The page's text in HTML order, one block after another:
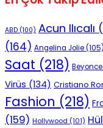
ABD (100) Acun Ilıcalı
(164) Angelina Jolie(105)
Saat (218) Beyonce
Virüs (134) Cristiano
Fashion (218)
(159) Hollywood (101)